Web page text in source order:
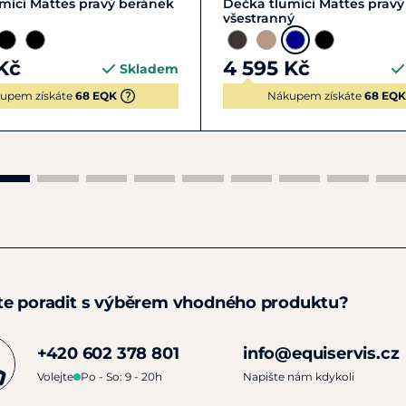
Mattes pravý beránek
Skladem
získáte68 EQK
Dečka tlumící Mattes
všestranný
4 595 Kč
Nákupem získáte 68 EQK
poradit s výběrem vhodného produktu?
+420 602 378 801
Volejte Po - So: 9 - 20h
info@equiservis.cz
Napište nám kdykoli